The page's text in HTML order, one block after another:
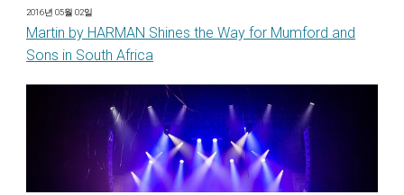
2016년 05월 02일
Martin by HARMAN Shines the Way for Mumford and
Sons in South Africa